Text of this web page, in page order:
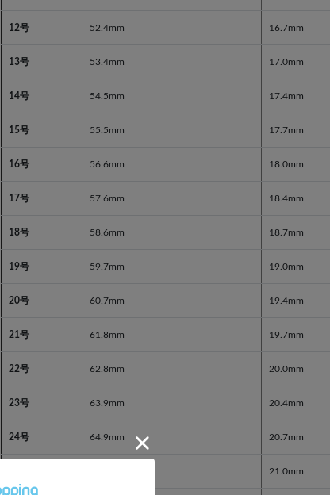
12号 52.4mm 16.7mm
13号 53.4mm 17.0mm
14号 54.5mm 17.4mm
15号 55.5mm 17.7mm
16号 56.6mm 18.0mm
17号 57.6mm 18.4mm
18号 58.6mm 18.7mm
19号 59.7mm 19.0mm
20号 60.7mm 19.4mm
21号 61.8mm 19.7mm
22号 62.8mm 20.0mm
23号 63.9mm 20.4mm
24号 64.9mm 20.7mm
21.0mm